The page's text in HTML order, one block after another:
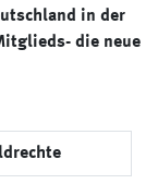
in der
die neue